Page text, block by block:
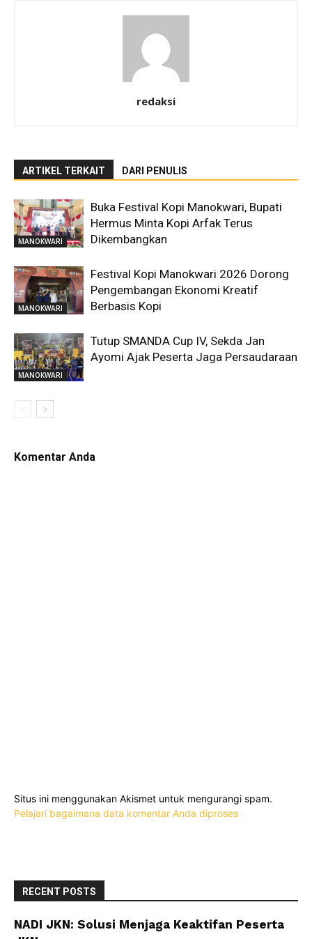
redaksi
ARTIKEL TERKAIT DARI PENULIS
MANOKWARI
Buka Festival Kopi Manokwari, Bupati
Hermus Minta Kopi Arfak Terus
Dikembangkan
MANOKWARI
Festival Kopi Manokwari 2026 Dorong
Pengembangan Ekonomi Kreatif
Berbasis Kopi
MANOKWARI
Tutup SMANDA Cup IV, Sekda Jan
Ayomi Ajak Peserta Jaga Persaudaraan
Komentar Anda
Situs ini menggunakan Akismet untuk mengurangi spam.
Pelajari bagaimana data komentar Anda diproses
RECENT POSTS
NADI JKN: Solusi Menjaga Keaktifan Peserta